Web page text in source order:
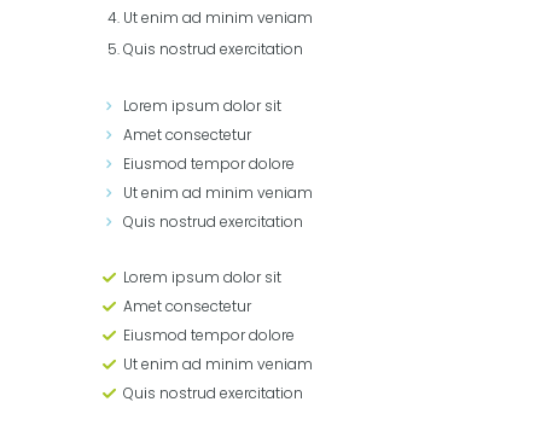
Ut enim ad minim veniam
Quis nostrud exercitation
Lorem ipsum dolor sit
Amet consectetur
Eiusmod tempor dolore
Ut enim ad minim veniam
Quis nostrud exercitation
Lorem ipsum dolor sit
Amet consectetur
Eiusmod tempor dolore
Ut enim ad minim veniam
Quis nostrud exercitation